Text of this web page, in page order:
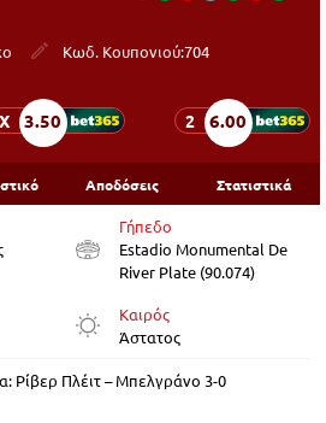
Κωδ. Κουπονιού:704
X 3.50 2 6.00
Αποδόσεις Στατιστικά
Γήπεδο
Estadio Monumental De
River Plate (90.074)
Καιρός
Άστατος
Ρίβερ Πλέιτ – Μπελγράνο 3-0